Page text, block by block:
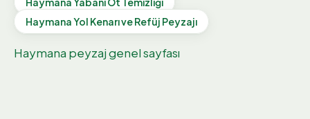
HaymanaYol Kenarı ve Refüj Peyzajı
Haymana peyzaj genel sayfası